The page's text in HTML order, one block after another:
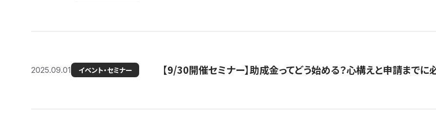
2025.09.01 イベント・セミナー 【9/30開催セミナー】助成金ってどう始める？心構えと申請まで